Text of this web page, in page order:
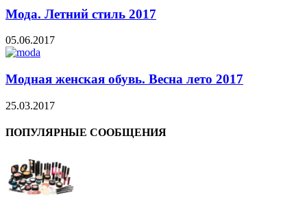
Мода. Летний стиль 2017
05.06.2017
Модная женская обувь. Весна лето 2017
25.03.2017
ПОПУЛЯРНЫЕ СООБЩЕНИЯ